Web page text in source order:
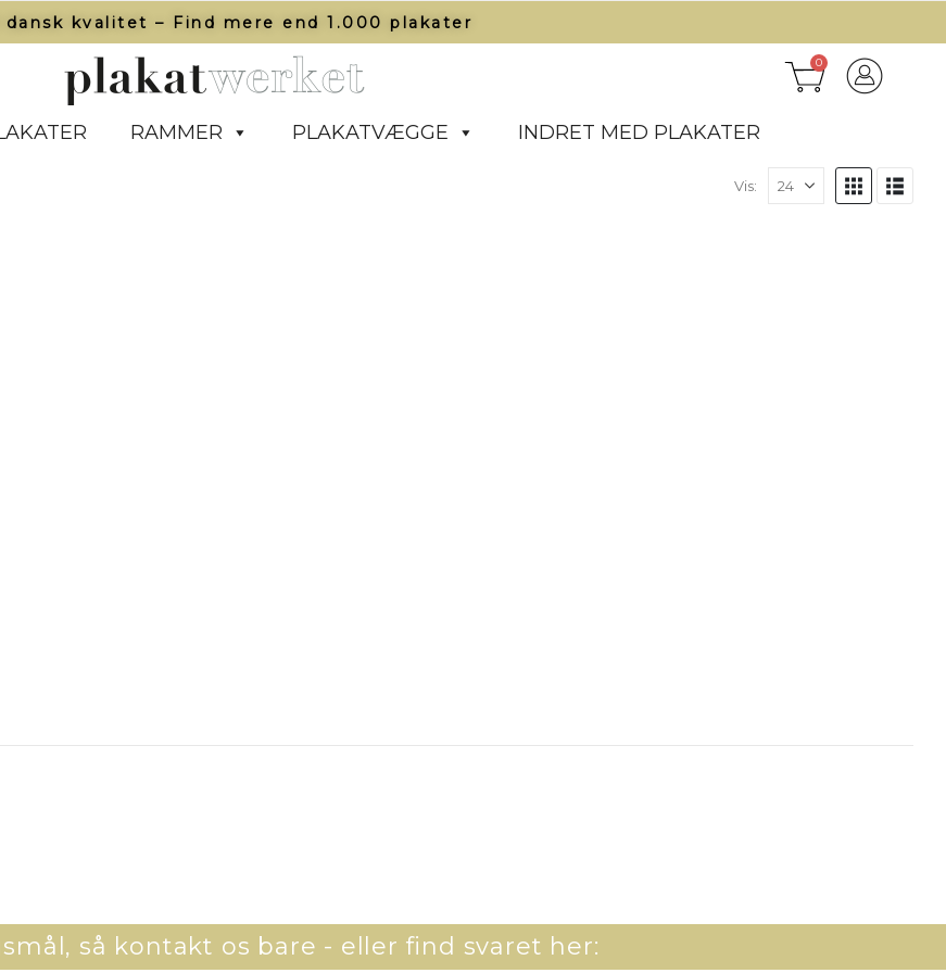
dansk kvalitet – Find mere end 1.000 plakater​
0
RAMMER PLAKATVÆGGE INDRET MED PLAKATER
Vis:
så kontakt os bare - eller find svaret her: